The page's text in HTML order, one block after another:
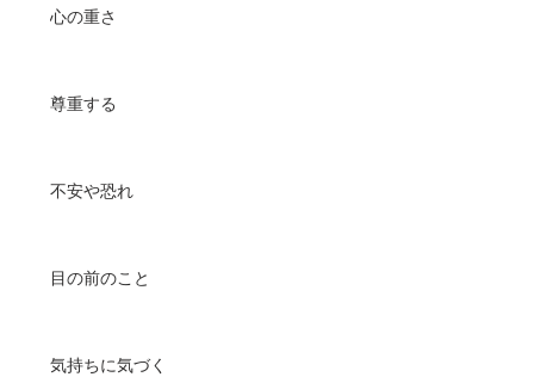
心の重さ
尊重する
不安や恐れ
目の前のこと
気持ちに気づく